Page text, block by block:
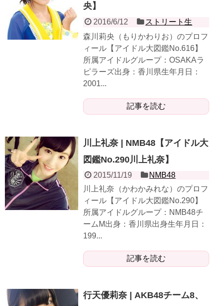
央】
2016/6/12
ストリート生
森川莉央（もりかわりお）のプロフ
ィール【アイドル大図鑑No.616】
所属アイドルグループ：OSAKAラ
ピラーズ出身：香川県生年月日：
2001...
記事を読む
川上礼奈 | NMB48【アイドル大
図鑑No.290川上礼奈】
2015/11/19
NMB48
川上礼奈（かわかみれな）のプロフ
ィール【アイドル大図鑑No.290】
所属アイドルグループ：NMB48チ
ームM出身：香川県出身生年月日：
199...
記事を読む
行天優莉奈 | AKB48チーム8、